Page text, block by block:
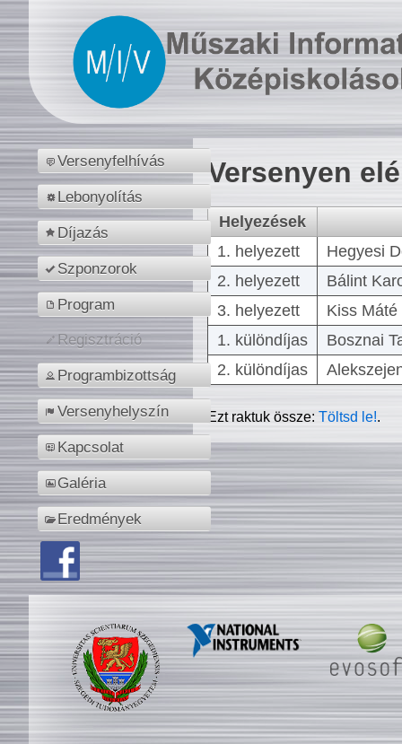
Versenyfelhívás
Lebonyolítás
Díjazás
Szponzorok
Program
Regisztráció
Programbizottság
Versenyhelyszín
Kapcsolat
Galéria
Eredmények
Versenyen
Helyezések
1. helyezett
Hegyesi
2. helyezett
Bálint
3. helyezett
Kiss
1. különdíjas
Bosznai
2. különdíjas
Ezt raktuk össze:Töltsd le!.